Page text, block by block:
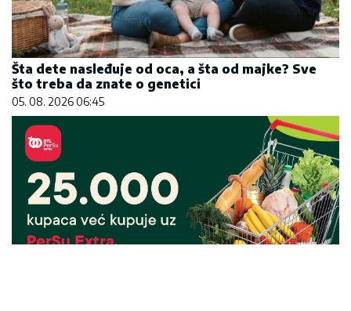
Šta dete nasleđuje od oca, a šta od majke? Sve
što treba da znate o genetici
05. 08. 2026 06:45